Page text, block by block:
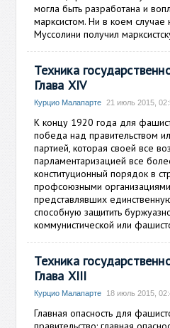
могла быть разработана и
марксистом. Ни в коем случае
Муссолини получил
Техника
Глава XIV
Курцио Малапарте 21 июль 2015,
К концу 1920 года для
победа над правительством
партией, которая своей все
парламентаризацией все
конституционный порядок в
профсоюзными
представлявших
способную защитить
коммунистической или
Техника
Глава XIII
Курцио Малапарте 18 июль 2015,
Главная опасность для